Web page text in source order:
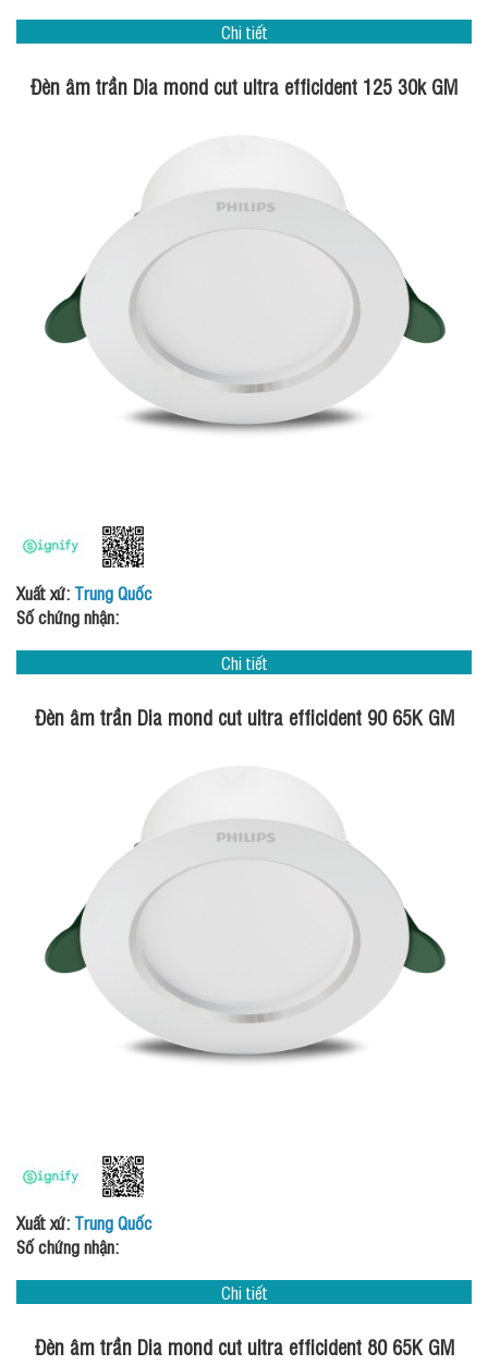
Chi tiết
Đèn âm trần Dia mond cut ultra efficident 125 30k GM
Xuất xứ: Trung Quốc
Số chứng nhận:
Chi tiết
Đèn âm trần Dia mond cut ultra efficident 90 65K GM
Xuất xứ: Trung Quốc
Số chứng nhận:
Chi tiết
Đèn âm trần Dia mond cut ultra efficident 80 65K GM